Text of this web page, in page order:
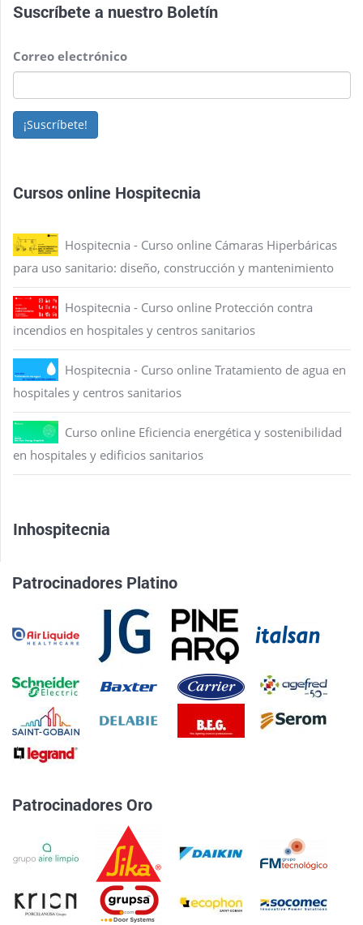
Suscríbete a nuestro Boletín
Correo electrónico
¡Suscríbete!
Cursos online Hospitecnia
Hospitecnia - Curso online Cámaras Hiperbáricas
para uso sanitario: diseño, construcción y mantenimiento
Hospitecnia - Curso online Protección contra
incendios en hospitales y centros sanitarios
Hospitecnia - Curso online Tratamiento de agua en
hospitales y centros sanitarios
Curso online Eficiencia energética y sostenibilidad
en hospitales y edificios sanitarios
Inhospitecnia
Patrocinadores Platino
Patrocinadores Oro